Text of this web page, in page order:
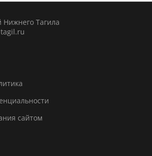
Тагила
сайтом